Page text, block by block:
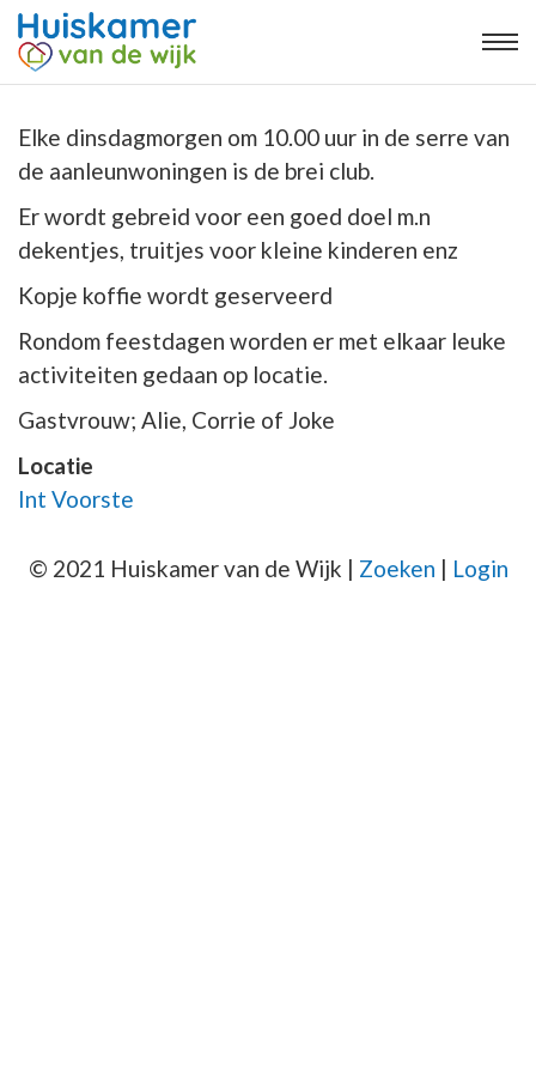
Elke dinsdagmorgen om 10.00 uur in de serre van
de aanleunwoningen is de brei club.
Er wordt gebreid voor een goed doel m.n
dekentjes, truitjes voor kleine kinderen enz
Kopje koffie wordt geserveerd
Rondom feestdagen worden er met elkaar leuke
activiteiten gedaan op locatie.
Gastvrouw; Alie, Corrie of Joke
Locatie
Int Voorste
© 2021 Huiskamer van de Wijk | Zoeken | Login